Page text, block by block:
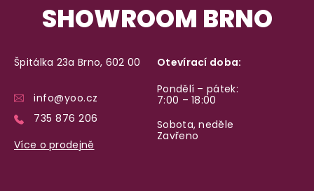
SHOWROOM BRNO
Špitálka 23a Brno, 602 00
info@yoo.cz
735 876 206
Více o prodejně
Otevírací doba:
Pondělí – pátek:
7:00 – 18:00
Sobota, neděle
Zavřeno